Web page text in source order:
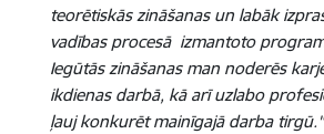
teorētiskās zināšanas un labāk
vadības procesā izmantoto
Iegūtās zināšanas man noderēs
ikdienas darbā, kā arī uzlabo
ļauj konkurēt mainīgajā darba tirgū."